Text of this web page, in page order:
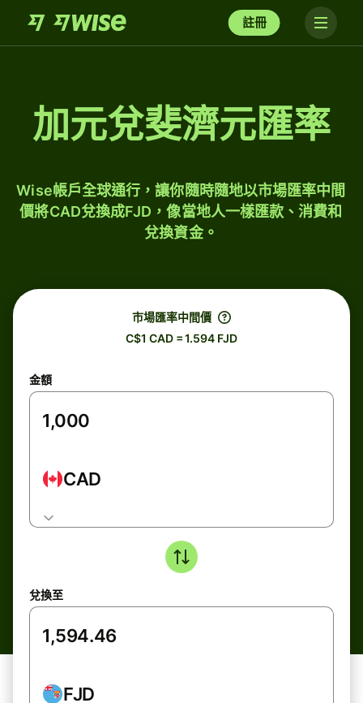
註冊
加元兌斐濟元匯率
Wise帳戶全球通行，讓你隨時隨地以市場匯率中間
價將CAD兌換成FJD，像當地人一樣匯款、消費和
兌換資金。
市場匯率中間價
C$1 CAD = 1.594 FJD
金額
CAD
兌換至
FJD